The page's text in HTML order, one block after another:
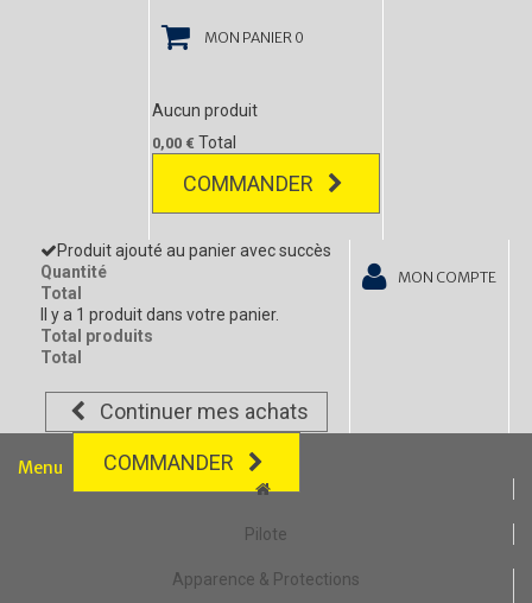
MON PANIER 0
Aucun produit
0,00 € Total
COMMANDER
Produit ajouté au panier avec succès
Quantité
Total
Il y a 1 produit dans votre panier.
Total produits
Total
Continuer mes achats
COMMANDER
MON COMPTE
Menu
Pilote
Apparence & Protections